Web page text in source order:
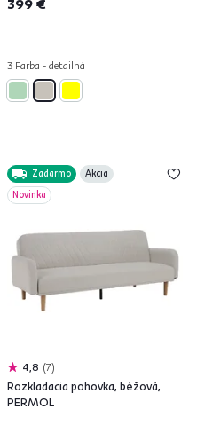
399 €
3 Farba - detailná
Zadarmo
Akcia
Novinka
4,8 7
Rozkladacia pohovka, béžová,
PERMOL